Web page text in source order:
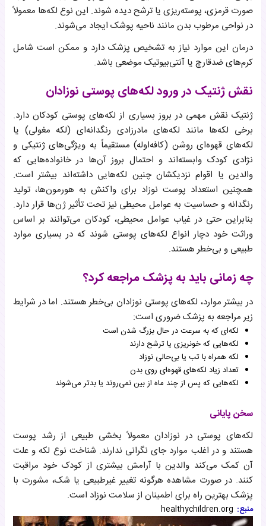
صورت قرمزی، پوسته‌ریزی یا ترشح دیده شوند. این نوع لکه‌ها معمولاً
در نواحی مرطوب بدن مانند ناحیه پوشک ایجاد می‌شوند.
درمان این موارد نیاز به تشخیص پزشک دارد و ممکن است شامل
کرم‌های ضدقارچ یا آنتی‌بیوتیک موضعی باشد.
نقش ژنتیک در ورود لکه‌های پوستی نوزادان
ژنتیک نقش مهمی در بروز بسیاری از لکه‌های پوستی کودکان دارد.
برخی لکه‌ها مانند لکه‌های مادرزادی رنگدانه‌ای (لکه مغولی) یا
لکه‌های قهوه‌ای روشن (کافه‌اوله) مستقیماً به ویژگی‌های ژنتیکی و
نژادی کودک وابسته‌اند و احتمال بروز آن‌ها در خانواده‌هایی که
والدین یا اقوام نزدیکشان چنین لکه‌هایی داشته‌اند بیشتر است.
همچنین استعداد پوست نوزاد برای واکنش به هورمون‌ها، تولید
رنگدانه و حساسیت به عوامل محیطی نیز تحت تأثیر ژن‌ها قرار دارد.
بنابراین حتی در غیاب عوامل محیطی، کودکان می‌توانند بر اساس
وراثت خود دچار انواع لکه‌های پوستی شوند که در بسیاری موارد
طبیعی و بی‌خطر هستند.
چه زمانی باید به پزشک مراجعه کرد؟
در بیشتر موارد، لکه‌های پوستی نوزادان بی‌خطر هستند. اما در شرایط
زیر مراجعه به پزشک ضروری است:
لکه‌ای که به سرعت در حال بزرگ شدن است
لکه‌هایی که خونریزی یا ترشح دارند
لکه همراه با تب یا بی‌حالی نوزاد
تعداد زیاد لکه‌های قهوه‌ای روی بدن
لکه‌هایی که پس از چند ماه از بین نمی‌روند یا بدتر می‌شوند
سخن پایانی
لکه‌های پوستی در نوزادان معمولاً بخشی طبیعی از رشد پوست
هستند و در اغلب موارد جای نگرانی ندارند. شناخت نوع لکه و علت
آن کمک می‌کند والدین با آرامش بیشتری از کودک خود مراقبت
کنند. در صورت مشاهده هرگونه تغییر غیرطبیعی یا شک، مشورت با
پزشک بهترین راه برای اطمینان از سلامت نوزاد است.
منبع: healthychildren.org